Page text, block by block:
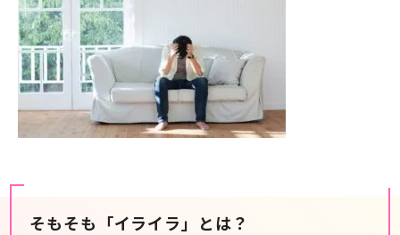
そもそも「イライラ」とは？